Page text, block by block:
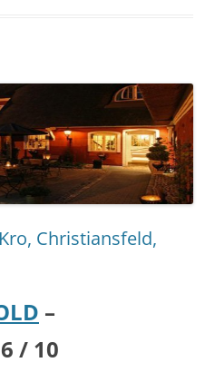
Christiansfeld,
–
/ 10